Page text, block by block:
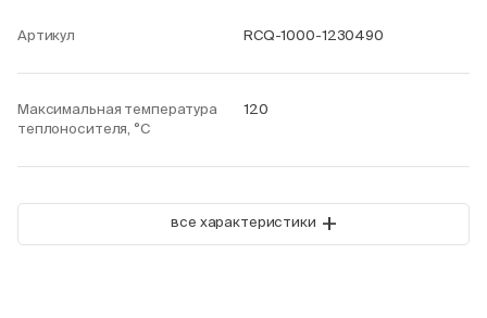
Артикул RCQ-1000-1230490
Максимальная температура
теплоносителя, °С
120
все характеристики +